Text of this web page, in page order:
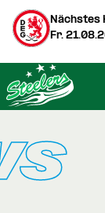
Nächstes
Fr.